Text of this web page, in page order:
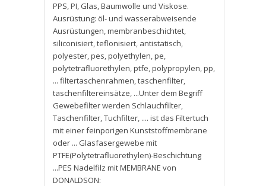
PPS,PI, Glas,Baumwolle und Viskose.
Ausrüstung: öl- und wasserabweisende
Ausrüstungen,membranbeschichtet,
siliconisiert,teflonisiert, antistatisch,
polyester,pes,polyethylen,pe,
polytetrafluorethylen,ptfe,polypropylen,pp,
... filtertaschenrahmen,taschenfilter,
taschenfiltereinsätze, ...Unter dem Begriff
Gewebefilter werden Schlauchfilter,
Taschenfilter,Tuchfilter, .... ist das Filtertuch
mit einer feinporigen Kunststoffmembrane
oder ... Glasfasergewebe mit
PTFE(Polytetrafluorethylen)-Beschichtung
...PES Nadelfilz mit MEMBRANE von
DONALDSON: